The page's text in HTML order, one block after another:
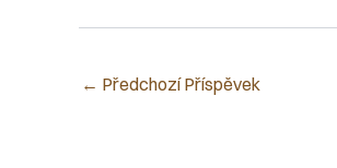
← Předchozí Příspěvek